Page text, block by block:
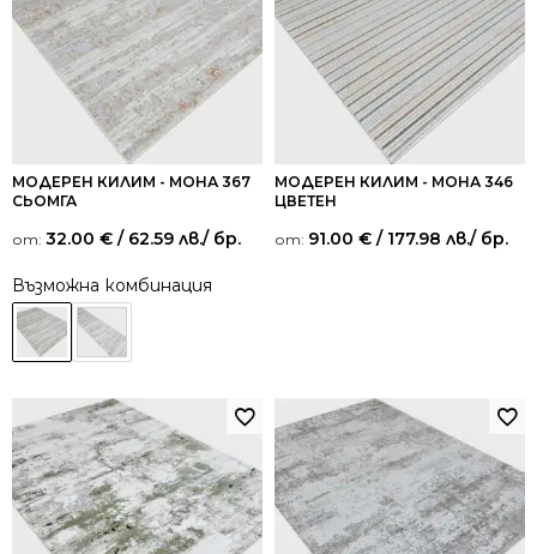
МОДЕРЕН КИЛИМ - МОНА 367
СЬОМГА
от: 32.00 € / 62.59 лв./ бр.
Възможна комбинация
МОДЕРЕН КИЛИМ - МОНА 346
ЦВЕТЕН
от: 91.00 € / 177.98 лв./ бр.